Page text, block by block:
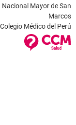
Mayor de San
Marcos
Médico del Perú